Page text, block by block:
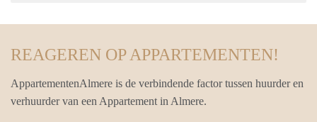
REAGEREN OP APPARTEMENTEN!
AppartementenAlmere is de verbindende factor tussen huurder en
verhuurder van een Appartement in Almere.